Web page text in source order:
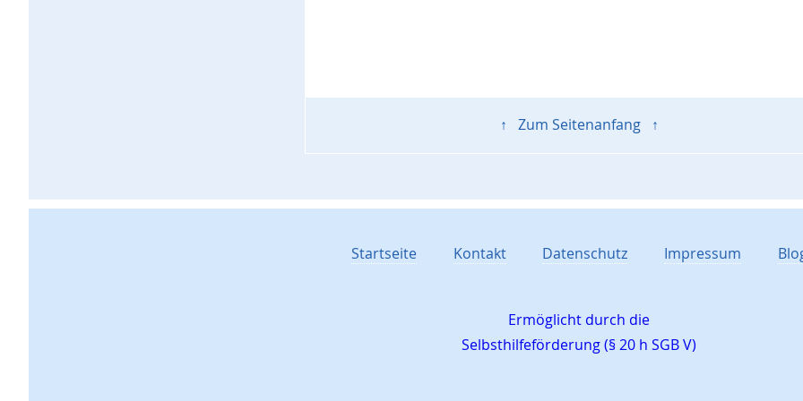
↑ Zum Seitenanfang ↑
Startseite Kontakt Datenschutz Impressum
Ermöglicht durch die
Selbsthilfeförderung (§ 20 h SGB V)